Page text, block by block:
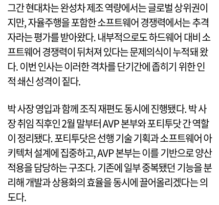
그간 현대차는 완성차 제조 역량에서는 글로벌 상위권이
지만, 자율주행을 포함한 소프트웨어 경쟁력에서는 추격
자라는 평가를 받아왔다. 내부적으로도 하드웨어 대비 소
프트웨어 경쟁력이 뒤처져 있다는 문제의식이 누적돼 왔
다. 이번 인사는 이러한 격차를 단기간에 좁히기 위한 인
적 쇄신 성격이 짙다.
박 사장 영입과 함께 조직 재편도 동시에 진행됐다. 박 사
장 취임 직후인 2월 말부터 AVP 본부와 포티투닷 간 역할
이 정리됐다. 포티투닷은 선행 기술 기획과 소프트웨어 아
키텍처 설계에 집중하고, AVP 본부는 이를 기반으로 양산
적용을 담당하는 구조다. 기존에 일부 중복됐던 기능을 분
리해 개발과 상용화의 효율을 동시에 끌어올리겠다는 의
도다.